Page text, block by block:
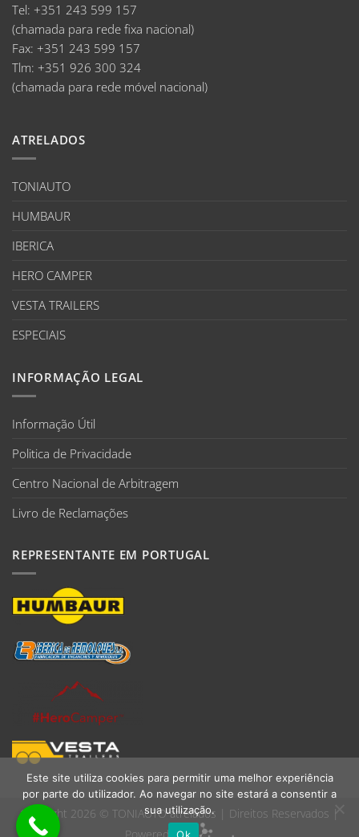
Tel: +351 243 599 157
(chamada para rede fixa nacional)
Fax: +351 243 599 157
Tlm: +351 926 300 324
(chamada para rede móvel nacional)
ATRELADOS
TONIAUTO
HUMBAUR
IBERICA
HERO CAMPER
VESTA TRAILERS
ESPECIAIS
INFORMAÇÃO LEGAL
Informação Útil
Politica de Privacidade
Centro Nacional de Arbitragem
Livro de Reclamações
REPRESENTANTE EM PORTUGAL
Copyright 2026 © TONIAUTO atrelados | Direitos Reservados |
Este site utiliza cookies para permitir uma melhor experiência
por parte do utilizador. Ao navegar no site estará a consentir a
sua utilização.